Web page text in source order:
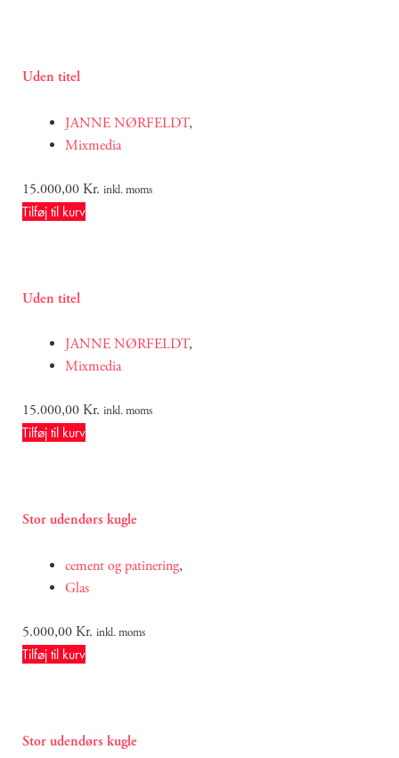
Uden titel
JANNE NØRFELDT,
Mixmedia
15.000,00Kr. inkl. moms
Tilføj til kurv
Uden titel
JANNE NØRFELDT,
Mixmedia
15.000,00Kr. inkl. moms
Tilføj til kurv
Stor udendørs kugle
cement og patinering,
Glas
5.000,00Kr. inkl. moms
Tilføj til kurv
Stor udendørs kugle